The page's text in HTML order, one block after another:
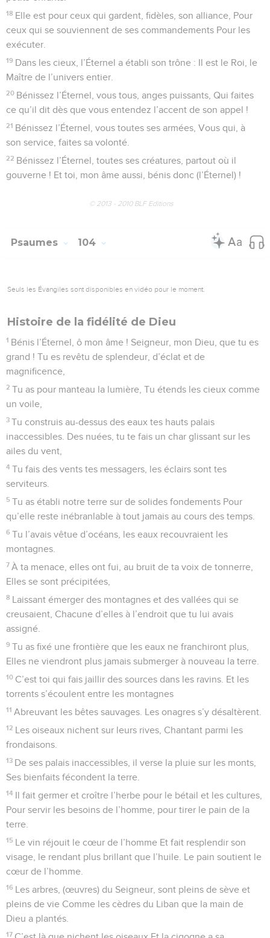
18 Elle est pour ceux qui gardent, fidèles, son alliance, Pour
ceux qui se souviennent de ses commandements Pour les
exécuter.
19 Dans les cieux, l’Éternel a établi son trône : Il est le Roi, le
Maître de l’univers entier.
20 Bénissez l’Éternel, vous tous, anges puissants, Qui faites
ce qu’il dit dès que vous entendez l’accent de son appel !
21 Bénissez l’Éternel, vous toutes ses armées, Vous qui, à
son service, faites sa volonté.
22 Bénissez l’Éternel, toutes ses créatures, partout où il
gouverne ! Et toi, mon âme aussi, bénis donc (l’Éternel) !
© 2013 - 2010 BLF Editions
Psaumes 104
Seuls les Évangiles sont disponibles en vidéo pour le moment.
Histoire de la fidélité de Dieu
1 Bénis l’Éternel, ô mon âme ! Seigneur, mon Dieu, que tu es
grand ! Tu es revêtu de splendeur, d’éclat et de
magnificence,
2 Tu as pour manteau la lumière, Tu étends les cieux comme
un voile,
3 Tu construis au-dessus des eaux tes hauts palais
inaccessibles. Des nuées, tu te fais un char glissant sur les
ailes du vent,
4 Tu fais des vents tes messagers, les éclairs sont tes
serviteurs.
5 Tu as établi notre terre sur de solides fondements Pour
qu’elle reste inébranlable à tout jamais au cours des temps.
6 Tu l’avais vêtue d’océans, les eaux recouvraient les
montagnes.
7 À ta menace, elles ont fui, au bruit de ta voix de tonnerre,
Elles se sont précipitées,
8 Laissant émerger des montagnes et des vallées qui se
creusaient, Chacune d’elles à l’endroit que tu lui avais
assigné.
9 Tu as fixé une frontière que les eaux ne franchiront plus,
Elles ne viendront plus jamais submerger à nouveau la terre.
10 C’est toi qui fais jaillir des sources dans les ravins. Et les
torrents s’écoulent entre les montagnes
11 Abreuvant les bêtes sauvages. Les onagres s’y désaltèrent.
12 Les oiseaux nichent sur leurs rives, Chantant parmi les
frondaisons.
13 De ses palais inaccessibles, il verse la pluie sur les monts,
Ses bienfaits fécondent la terre.
14 Il fait germer et croître l’herbe pour le bétail et les cultures,
Pour servir les besoins de l’homme, pour tirer le pain de la
terre.
15 Le vin réjouit le cœur de l’homme Et fait resplendir son
visage, le rendant plus brillant que l’huile. Le pain soutient le
cœur de l’homme.
16 Les arbres, (œuvres) du Seigneur, sont pleins de sève et
pleins de vie Comme les cèdres du Liban que la main de
Dieu a plantés.
17